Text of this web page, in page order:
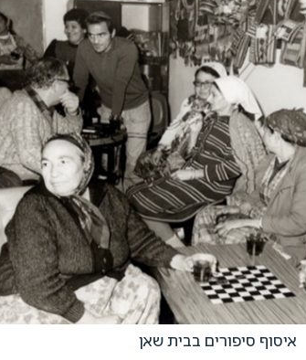
איסוף סיפורים בבית שאן